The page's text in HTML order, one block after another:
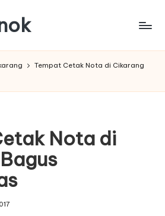
Tempat Cetak Nota di Cikarang
Nota di